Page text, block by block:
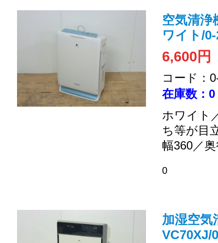
空気清
ワイト/
6,600円
コード：
在庫数：0
ホワイト
ち等が目
幅360／
0
加湿空
VC70XJ/